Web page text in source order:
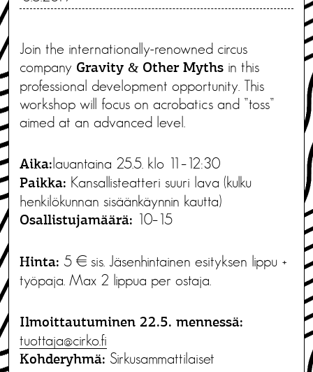
Join the internationally-renowned circus
company Gravity & Other Myths in this
professional development opportunity. This
workshop will focus on acrobatics and ”toss”
aimed at an advanced level.
Aika: lauantaina 25.5. klo 11–12:30
Paikka: Kansallisteatteri suuri lava (kulku
henkilökunnan sisäänkäynnin kautta)
Osallistujamäärä: 10–15
Hinta: 5 € sis. Jäsenhintainen esityksen lippu +
työpaja. Max 2 lippua per ostaja.
Ilmoittautuminen 22.5. mennessä:
tuottaja@cirko.fi
Kohderyhmä: Sirkusammattilaiset